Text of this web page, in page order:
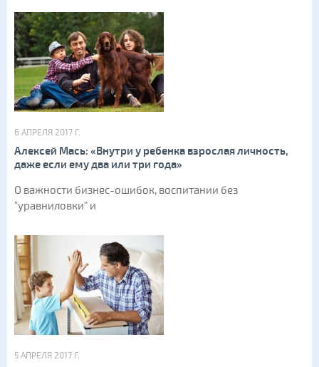
6 АПРЕЛЯ 2017 Г.
Алексей Мась: «Внутри у ребенка взрослая личность,
даже если ему два или три года»
О важности бизнес-ошибок, воспитании без
"уравниловки" и
5 АПРЕЛЯ 2017 Г.